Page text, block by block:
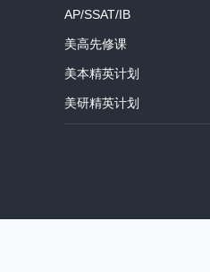
AP/SSAT/IB
美高先修课
美本精英计划
美研精英计划